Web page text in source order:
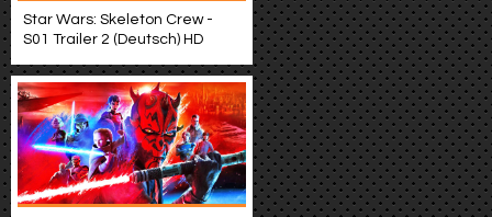
Star Wars: Skeleton Crew -
S01 Trailer 2 (Deutsch) HD